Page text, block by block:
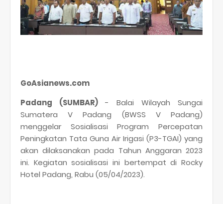
GoAsianews.com
Padang (SUMBAR) - Balai Wilayah Sungai
Sumatera V Padang (BWSS V Padang)
menggelar Sosialisasi Program Percepatan
Peningkatan Tata Guna Air Irigasi (P3-TGAI) yang
akan dilaksanakan pada Tahun Anggaran 2023
ini. Kegiatan sosialisasi ini bertempat di Rocky
Hotel Padang, Rabu (05/04/2023).